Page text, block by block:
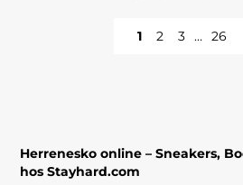
1 2 3 … 26
Herrenesko online – Sneakers,
hos Stayhard.com